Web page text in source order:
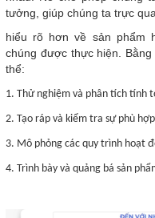
tưởng, giúp chúng ta trực
hiểu rõ hơn về sản phẩm
chúng được thực hiện.
thể:
1. Thử nghiệm và phân tích tính
2. Tạo ráp và kiểm tra sự phù
3. Mô phỏng các quy trình hoạt
4. Trình bày và quảng bá sản